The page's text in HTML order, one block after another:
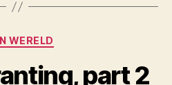
Categories
WERELD
part 2